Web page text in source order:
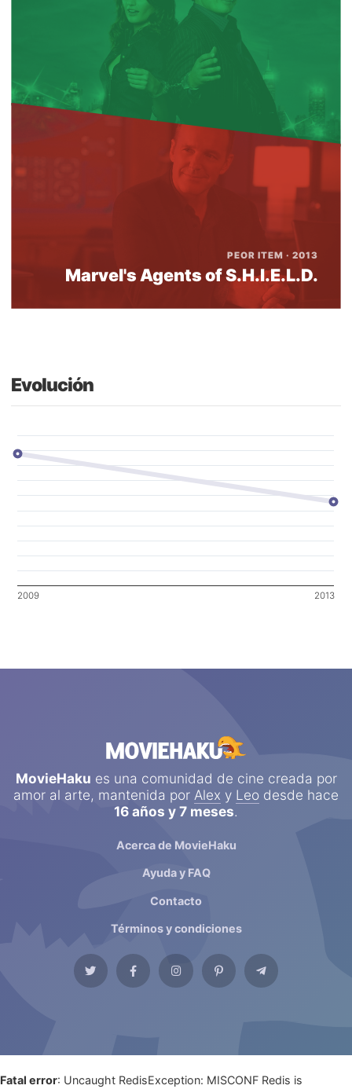
PEOR ITEM · 2013
Marvel's Agents of S.H.I.E.L.D.
Evolución
2009 2013
MovieHaku es una comunidad de cine creada por
amor al arte, mantenida por Alex y Leo desde hace
16 años y 7 meses.
Acerca de MovieHaku
Ayuda y FAQ
Contacto
Términos y condiciones
Fatal error: Uncaught RedisException: MISCONF Redis is